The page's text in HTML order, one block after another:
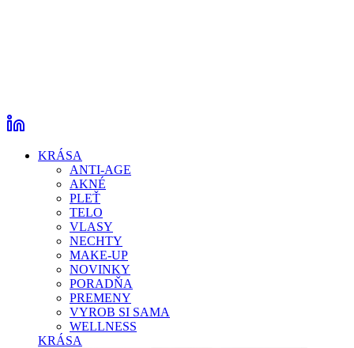
KRÁSA
ANTI-AGE
AKNÉ
PLEŤ
TELO
VLASY
NECHTY
MAKE-UP
NOVINKY
PORADŇA
PREMENY
VYROB SI SAMA
WELLNESS
KRÁSA